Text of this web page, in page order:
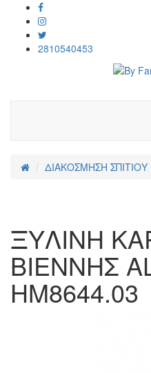
2810540453
ΔΙΑΚΟΣΜΗΣΗ ΣΠΙΤΙΟΥ
ΞΥΛΙΝΗ
ΒΙΕΝΝΗΣ
HM8644.03